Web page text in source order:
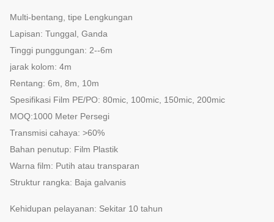
Multi-bentang, tipe Lengkungan
Lapisan: Tunggal, Ganda
Tinggi punggungan: 2--6m
jarak kolom: 4m
Rentang: 6m, 8m, 10m
Spesifikasi Film PE/PO: 80mic, 100mic, 150mic, 200mic
MOQ:1000 Meter Persegi
Transmisi cahaya: >60%
Bahan penutup: Film Plastik
Warna film: Putih atau transparan
Struktur rangka: Baja galvanis
Kehidupan pelayanan: Sekitar 10 tahun